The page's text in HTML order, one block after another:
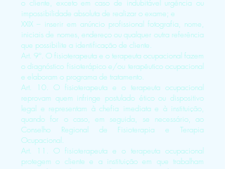
o cliente, exceto em caso de indubitável urgência ou
impossibilidade absoluta de realizar o exame; e
XXIX – inserir em anúncio profissional fotografia, nome,
iniciais de nomes, endereço ou qualquer outra referência
que possibilite a identificação de cliente.
Art. 9º. O fisioterapeuta e o terapeuta ocupacional fazem
o diagnóstico fisioterápico e/ou terapêutico ocupacional
e elaboram o programa de tratamento.
Art. 10. O fisioterapeuta e o terapeuta ocupacional
reprovam quem infringe postulado ético ou dispositivo
legal e representam à chefia imediata e à instituição,
quando for o caso, em seguida, se necessário, ao
Conselho Regional de Fisioterapia e Terapia
Ocupacional.
Art. 11. O fisioterapeuta e o terapeuta ocupacional
protegem o cliente e a instituição em que trabalham